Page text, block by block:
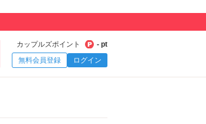
カップルズポイント
- pt
無料会員登録
ログイン